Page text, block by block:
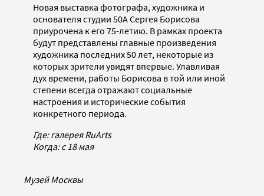
Новая выставка фотографа, художника и
основателя студии 50А Сергея Борисова
приурочена к его 75-летию. В рамках проекта
будут представлены главные произведения
художника последних 50 лет, некоторые из
которых зрители увидят впервые. Улавливая
дух времени, работы Борисова в той или иной
степени всегда отражают социальные
настроения и исторические события
конкретного периода.
Где: галерея RuArts
Когда: c 18 мая
Музей Москвы